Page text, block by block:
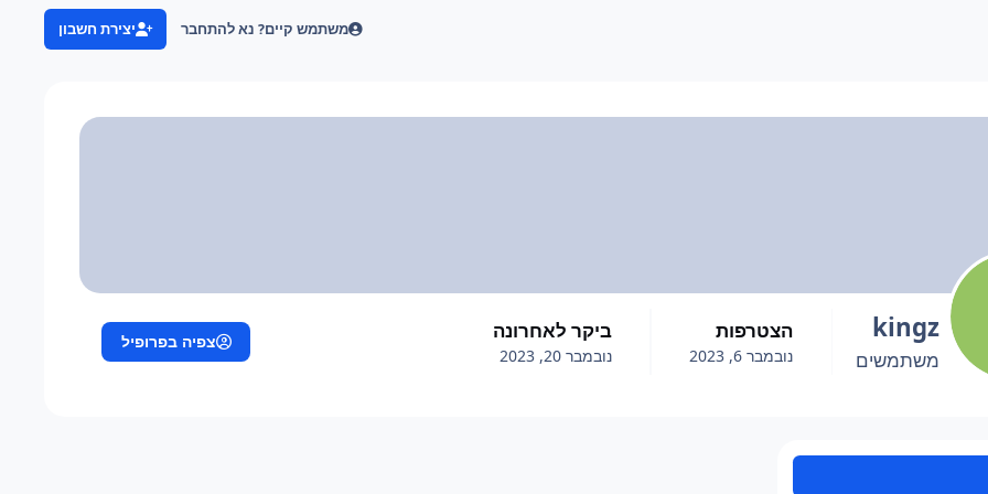
משתמש קיים? נא להתחבר יצירת חשבון
kingz
משתמשים
הצטרפות
נובמבר 6, 2023
ביקר לאחרונה
נובמבר 20, 2023
צפיה בפרופיל